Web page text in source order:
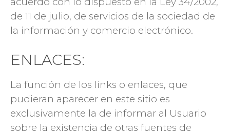
de 11 de julio, de servicios de la sociedad de
la información y comercio electrónico.
ENLACES:
La función de los links o enlaces, que
pudieran aparecer en este sitio es
exclusivamente la de informar al Usuario
sobre la existencia de otras fuentes de